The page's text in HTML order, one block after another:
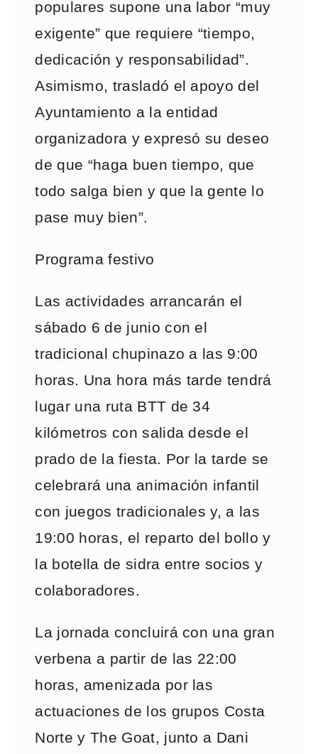
populares supone una labor “muy
exigente” que requiere “tiempo,
dedicación y responsabilidad”.
Asimismo, trasladó el apoyo del
Ayuntamiento a la entidad
organizadora y expresó su deseo
de que “haga buen tiempo, que
todo salga bien y que la gente lo
pase muy bien”.
Programa festivo
Las actividades arrancarán el
sábado 6 de junio con el
tradicional chupinazo a las 9:00
horas. Una hora más tarde tendrá
lugar una ruta BTT de 34
kilómetros con salida desde el
prado de la fiesta. Por la tarde se
celebrará una animación infantil
con juegos tradicionales y, a las
19:00 horas, el reparto del bollo y
la botella de sidra entre socios y
colaboradores.
La jornada concluirá con una gran
verbena a partir de las 22:00
horas, amenizada por las
actuaciones de los grupos Costa
Norte y The Goat, junto a Dani